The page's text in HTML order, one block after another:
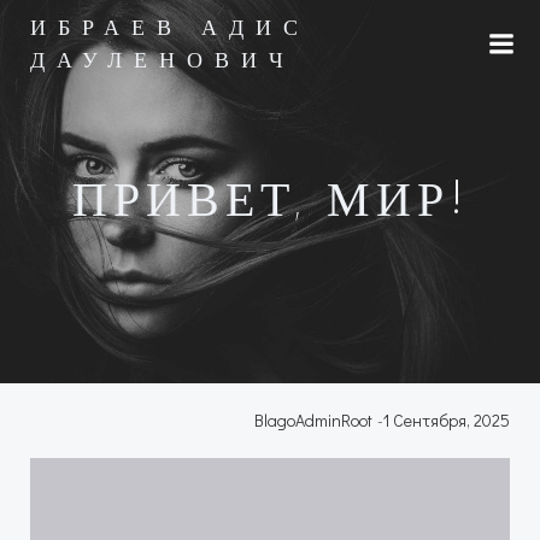
к
содержимому
ИБРАЕВ АДИС
ДАУЛЕНОВИЧ
ПРИВЕТ, МИР!
BlagoAdminRoot -1 Сентября, 2025